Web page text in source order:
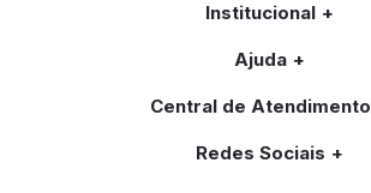
Institucional
Ajuda
Central de Atendimento
Redes Sociais